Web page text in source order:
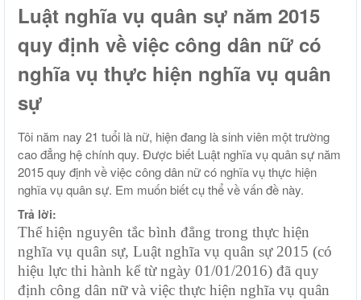
Luật nghĩa vụ quân sự năm 2015
quy định về việc công dân nữ có
nghĩa vụ thực hiện nghĩa vụ quân
sự
Tôi năm nay 21 tuổi là nữ, hiện đang là sinh viên một trường
cao đẳng hệ chính quy. Được biết Luật nghĩa vụ quân sự năm
2015 quy định về việc công dân nữ có nghĩa vụ thực hiện
nghĩa vụ quân sự. Em muốn biết cụ thể về vấn đề này.
Trả lời:
Thể hiện nguyên tắc bình đẳng trong thực hiện
nghĩa vụ quân sự, Luật nghĩa vụ quân sự 2015 (có
hiệu lực thi hành kể từ ngày 01/01/2016) đã quy
định công dân nữ và việc thực hiện nghĩa vụ quân